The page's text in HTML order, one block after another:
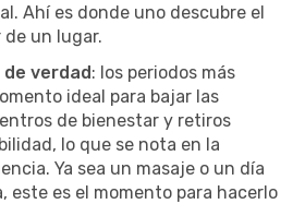
Ahí es donde uno descubre el
un lugar.
verdad: los periodos más
ideal para bajar las
de bienestar y retiros
lo que se nota en la
Ya sea un masaje o un día
este es el momento para hacerlo